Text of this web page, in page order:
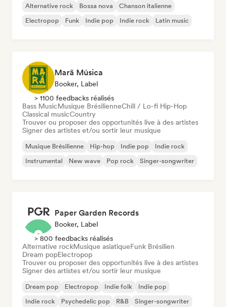
Alternative rock Bossa nova
Chanson italienne
Electropop
Funk Indie pop Indie rock Latin music
Marã Música
Booker, Label
> 1100 feedbacks réalisés
Bass MusicMusique BrésilienneChill / Lo-fi Hip-Hop
Classical musicCountry
Trouver ou proposer des opportunités live à des artistes
Signer des artistes et/ou sortir leur musique
Musique Brésilienne Hip-hop Indie pop
Indie rock
Instrumental
New wave Pop rock Singer-songwriter
Paper Garden Records
Booker, Label
> 800 feedbacks réalisés
Alternative rockMusique asiatiqueFunk Brésilien
Dream popElectropop
Trouver ou proposer des opportunités live à des artistes
Signer des artistes et/ou sortir leur musique
Dream pop Electropop Indie folk
Indie pop
Indie rock
Psychedelic pop R&B Singer-songwriter